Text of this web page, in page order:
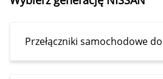
Przełączniki samochodowe do